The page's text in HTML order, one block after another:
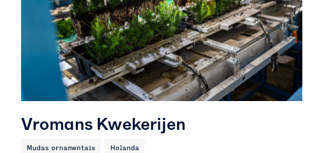
Vromans Kwekerijen
Mudas ornamentais Holanda